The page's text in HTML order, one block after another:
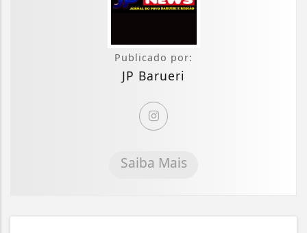
Publicado por:
JP Barueri
Saiba Mais